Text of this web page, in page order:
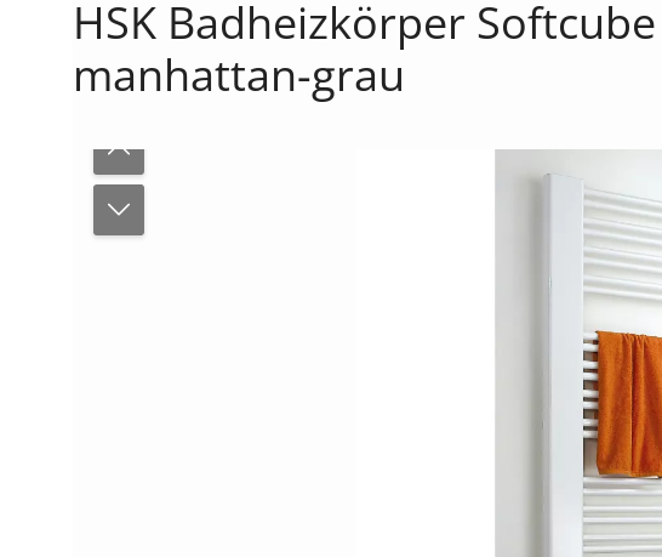
HSK Badheizkörper
manhattan-grau